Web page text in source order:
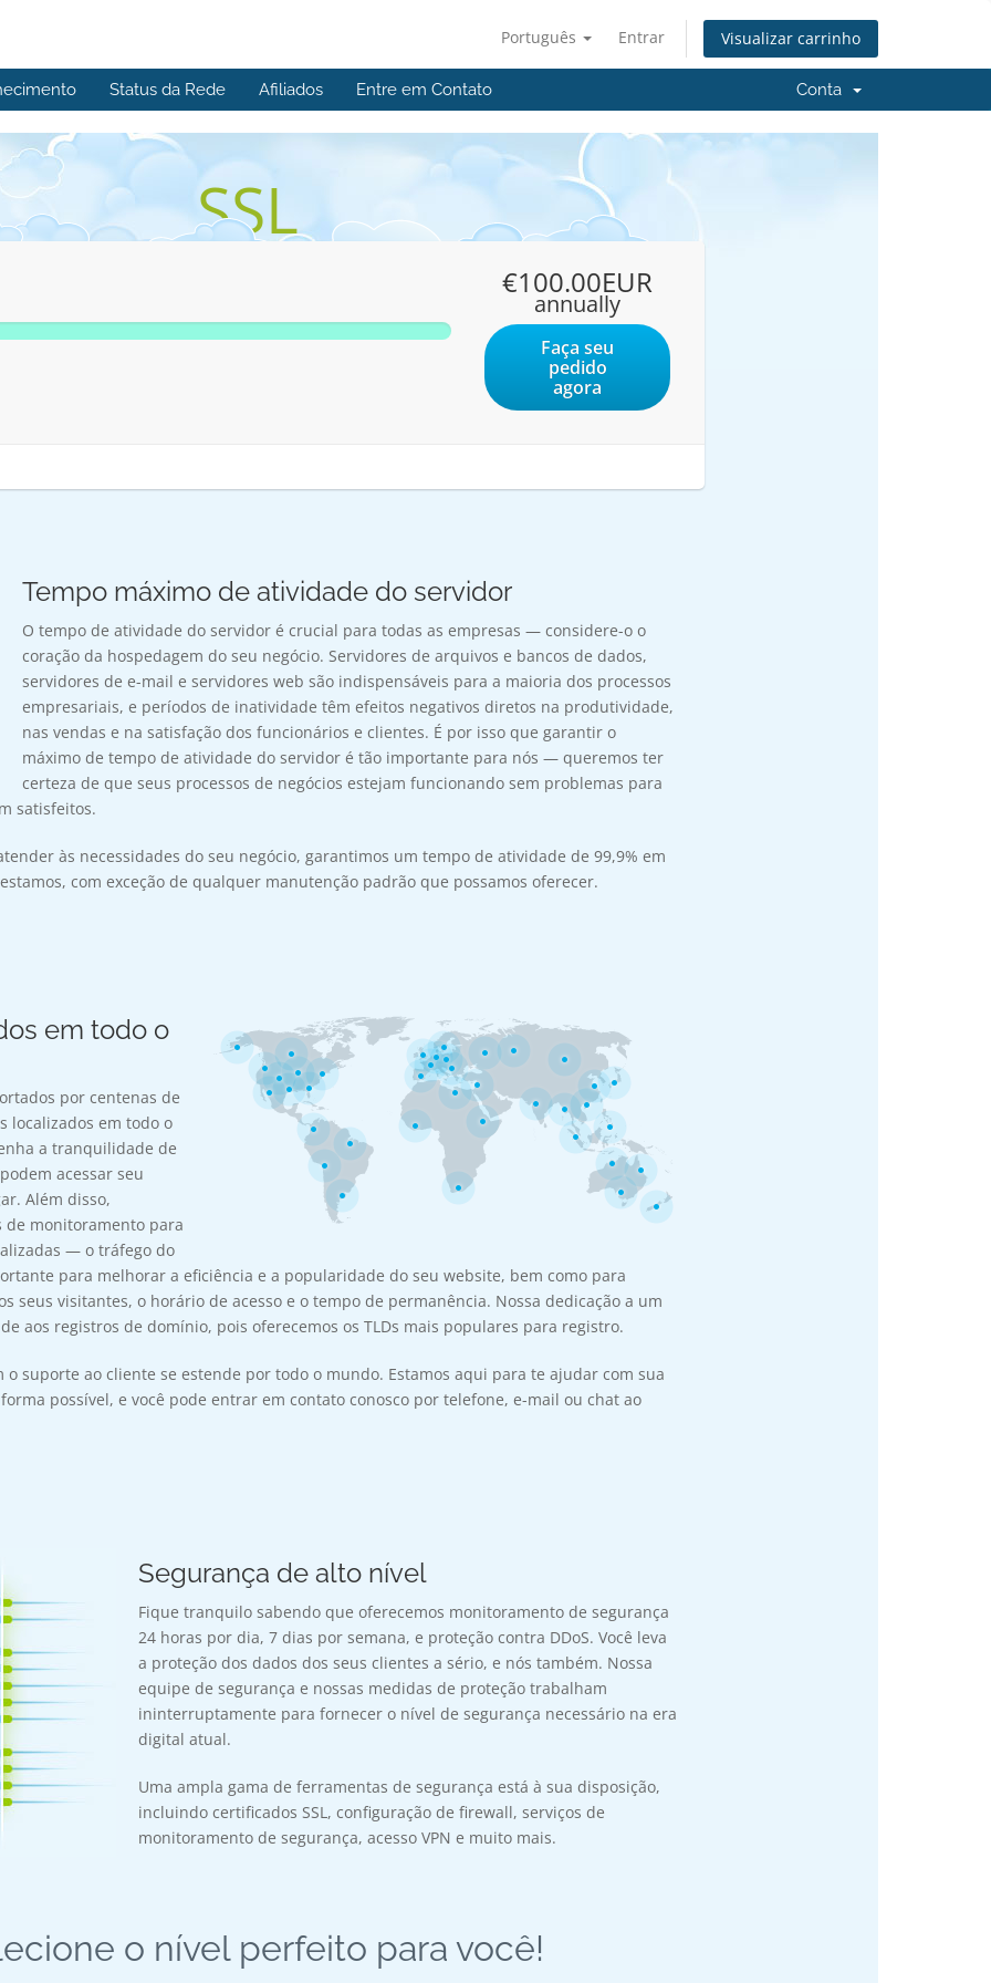
Português Entrar Visualizar carrinho
Status da Rede Afiliados Entre em Contato Conta
SSL
€100.00EUR
annually
Faça seu
pedido
agora
Tempo máximo de atividade do servidor
O tempo de atividade do servidor é crucial para todas as empresas — considere-o o
coração da hospedagem do seu negócio. Servidores de arquivos e bancos de dados,
servidores de e-mail e servidores web são indispensáveis para a maioria dos processos
empresariais, e períodos de inatividade têm efeitos negativos diretos na produtividade,
nas vendas e na satisfação dos funcionários e clientes. É por isso que garantir o
máximo de tempo de atividade do servidor é tão importante para nós — queremos ter
certeza de que seus processos de negócios estejam funcionando sem problemas para
satisfeitos.
às necessidades do seu negócio, garantimos um tempo de atividade de 99,9% em
com exceção de qualquer manutenção padrão que possamos oferecer.
em todo o
por centenas de
localizados em todo o
a tranquilidade de
acessar seu
Além disso,
monitoramento para
— o tráfego do
para melhorar a eficiência e a popularidade do seu website, bem como para
seus visitantes, o horário de acesso e o tempo de permanência. Nossa dedicação a um
aos registros de domínio, pois oferecemos os TLDs mais populares para registro.
o suporte ao cliente se estende por todo o mundo. Estamos aqui para te ajudar com sua
possível, e você pode entrar em contato conosco por telefone, e-mail ou chat ao
Segurança de alto nível
Fique tranquilo sabendo que oferecemos monitoramento de segurança
24 horas por dia, 7 dias por semana, e proteção contra DDoS. Você leva
a proteção dos dados dos seus clientes a sério, e nós também. Nossa
equipe de segurança e nossas medidas de proteção trabalham
ininterruptamente para fornecer o nível de segurança necessário na era
digital atual.
Uma ampla gama de ferramentas de segurança está à sua disposição,
incluindo certificados SSL, configuração de firewall, serviços de
monitoramento de segurança, acesso VPN e muito mais.
o nível perfeito para você!